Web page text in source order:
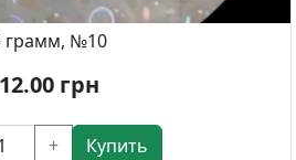
грамм, №10
12.00грн
+
Купить